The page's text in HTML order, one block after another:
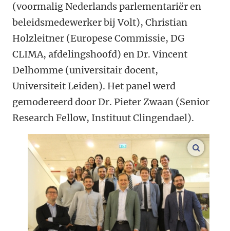
(voormalig Nederlands parlementariër en
beleidsmedewerker bij Volt), Christian
Holzleitner (Europese Commissie, DG
CLIMA, afdelingshoofd) en Dr. Vincent
Delhomme (universitair docent,
Universiteit Leiden). Het panel werd
gemodereerd door Dr. Pieter Zwaan (Senior
Research Fellow, Instituut Clingendael).